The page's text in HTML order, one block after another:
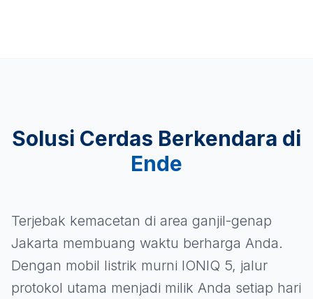
Solusi Cerdas Berkendara di
Ende
Terjebak kemacetan di area ganjil-genap
Jakarta membuang waktu berharga Anda.
Dengan mobil listrik murni IONIQ 5, jalur
protokol utama menjadi milik Anda setiap hari